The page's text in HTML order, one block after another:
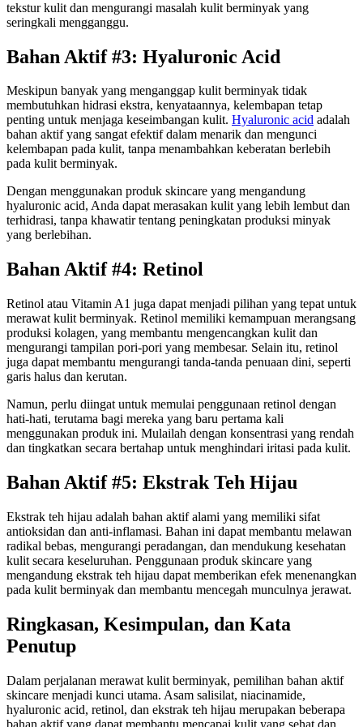
tekstur kulit dan mengurangi masalah kulit berminyak yang
seringkali mengganggu.
Bahan Aktif #3: Hyaluronic Acid
Meskipun banyak yang menganggap kulit berminyak tidak
membutuhkan hidrasi ekstra, kenyataannya, kelembapan tetap
penting untuk menjaga keseimbangan kulit. Hyaluronic acid adalah
bahan aktif yang sangat efektif dalam menarik dan mengunci
kelembapan pada kulit, tanpa menambahkan keberatan berlebih
pada kulit berminyak.
Dengan menggunakan produk skincare yang mengandung
hyaluronic acid, Anda dapat merasakan kulit yang lebih lembut dan
terhidrasi, tanpa khawatir tentang peningkatan produksi minyak
yang berlebihan.
Bahan Aktif #4: Retinol
Retinol atau Vitamin A1 juga dapat menjadi pilihan yang tepat untuk
merawat kulit berminyak. Retinol memiliki kemampuan merangsang
produksi kolagen, yang membantu mengencangkan kulit dan
mengurangi tampilan pori-pori yang membesar. Selain itu, retinol
juga dapat membantu mengurangi tanda-tanda penuaan dini, seperti
garis halus dan kerutan.
Namun, perlu diingat untuk memulai penggunaan retinol dengan
hati-hati, terutama bagi mereka yang baru pertama kali
menggunakan produk ini. Mulailah dengan konsentrasi yang rendah
dan tingkatkan secara bertahap untuk menghindari iritasi pada kulit.
Bahan Aktif #5: Ekstrak Teh Hijau
Ekstrak teh hijau adalah bahan aktif alami yang memiliki sifat
antioksidan dan anti-inflamasi. Bahan ini dapat membantu melawan
radikal bebas, mengurangi peradangan, dan mendukung kesehatan
kulit secara keseluruhan. Penggunaan produk skincare yang
mengandung ekstrak teh hijau dapat memberikan efek menenangkan
pada kulit berminyak dan membantu mencegah munculnya jerawat.
Ringkasan, Kesimpulan, dan Kata
Penutup
Dalam perjalanan merawat kulit berminyak, pemilihan bahan aktif
skincare menjadi kunci utama. Asam salisilat, niacinamide,
hyaluronic acid, retinol, dan ekstrak teh hijau merupakan beberapa
bahan aktif yang dapat membantu mencapai kulit yang sehat dan